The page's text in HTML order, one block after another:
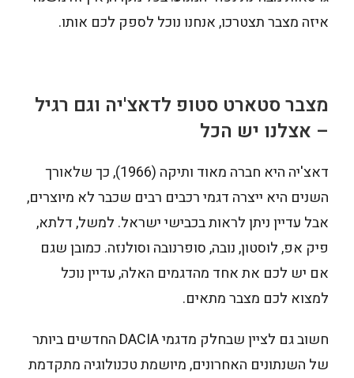
איזה מצבר תצטרכו, אנחנו נוכל לספק לכם אותו.
מצבר סטארט סטופ לדאצ'יה וגם רגיל
– אצלנו יש הכל
דאצ'יה היא חברה מאוד ותיקה (1966), כך שלאורך
השנים היא ייצרה דגמי רכבים רבים שכבר לא מיוצרים,
אבל עדיין ניתן לראות בכבישי ישראל. למשל, דלתא,
פיק אפ, לוסטון, נובה, סופרנובה וסולנזה. כמובן שגם
אם יש לכם את אחד מהדגמים האלה, עדיין נוכל
למצוא לכם מצבר מתאים.
חשוב גם לציין שבחלק מדגמי DACIA החדשים ביותר
של השנתונים האחרונים, מיושמת טכנולוגיה מתקדמת